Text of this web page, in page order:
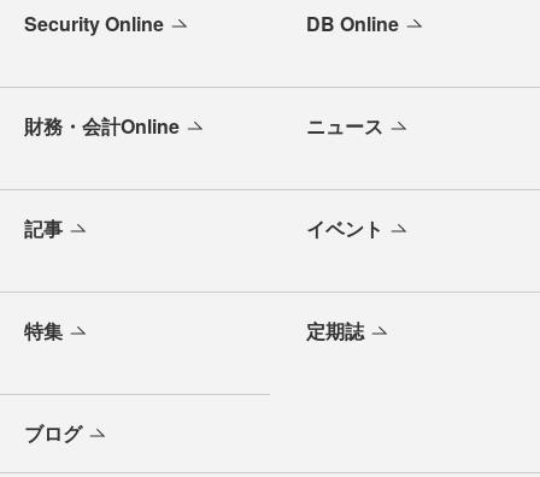
Security Online DB Online
財務・会計Online ニュース
記事 イベント
特集 定期誌
ブログ